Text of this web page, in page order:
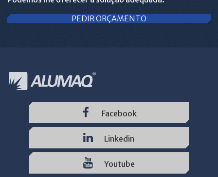
PEDIR ORÇAMENTO
Facebook
Linkedin
Youtube